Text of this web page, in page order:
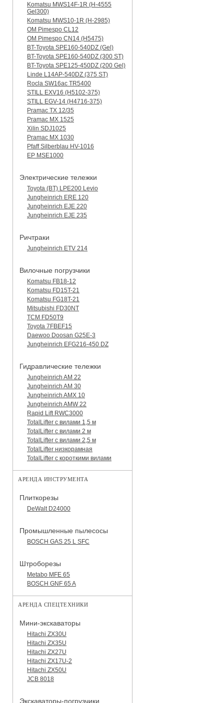
Komatsu MWS14F-1R (H-4555
Gel300)
Komatsu MWS10-1R (Н-2985)
OM Pimespo CL12
OM Pimespo CN14 (Н5475)
BT-Toyota SPE160-540DZ (Gel)
BT-Toyota SPE160-540DZ (300 ST)
BT-Toyota SPE125-450DZ (200 Gel)
Linde L14AP-540DZ (375 ST)
Rocla SW16ac TR5400
STILL EXV16 (H5102-375)
STILL EGV-14 (H4716-375)
Pramac TX 12/35
Pramac MX 1525
Xilin SDJ1025
Pramac MX 1030
Pfaff Silberblau HV-1016
EP MSE1000
Электрические тележки
Toyota (BT) LPE200 Levio
Jungheinrich ERE 120
Jungheinrich EJE 220
Jungheinrich EJE 235
Ричтраки
Jungheinrich ETV 214
Вилочные погрузчики
Komatsu FB18-12
Komatsu FD15T-21
Komatsu FG18T-21
Mitsubishi FD30NT
TCM FD50T9
Toyota 7FBEF15
Daewoo Doosan G25E-3
Jungheinrich EFG216-450 DZ
Гидравлические тележки
Jungheinrich AM 22
Jungheinrich AM 30
Jungheinrich AMX 10
Jungheinrich AMW 22
Rapid Lift RWC3000
TotalLifter с вилами 1,5 м
TotalLifter с вилами 2 м
TotalLifter с вилами 2,5 м
TotalLifter низкорамная
TotalLifter с короткими вилами
АРЕНДА ИНСТРУМЕНТА
Плиткорезы
DeWalt D24000
Промышленные пылесосы
BOSCH GAS 25 L SFC
Штроборезы
Metabo MFE 65
BOSCH GNF 65 A
АРЕНДА СПЕЦТЕХНИКИ
Мини-экскаваторы
Hitachi ZX30U
Hitachi ZX35U
Hitachi ZX27U
Hitachi ZX17U-2
Hitachi ZX50U
JCB 8018
Экскаваторы-погрузчики